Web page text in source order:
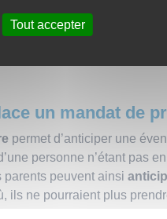
du tuteur c’est-à-dire que
surveiller la gestion du
un mandat de
permet d’anticiper une
personne n’étant pas
parents peuvent ainsi
ils ne pourraient plus
Tout accepter